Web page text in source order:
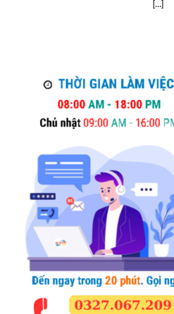
[...]